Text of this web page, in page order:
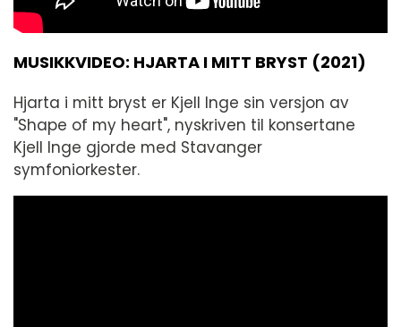
MUSIKKVIDEO: HJARTA I MITT BRYST (2021)
Hjarta i mitt bryst er Kjell Inge sin versjon av
"Shape of my heart", nyskriven til konsertane
Kjell Inge gjorde med Stavanger
symfoniorkester.